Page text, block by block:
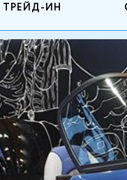
ТРЕЙД-ИН